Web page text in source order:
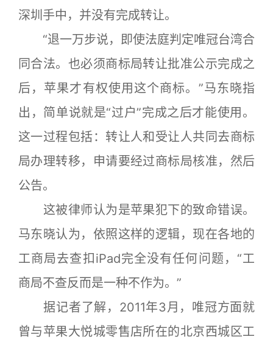
深圳手中，并没有完成转让。
“退一万步说，即使法庭判定唯冠台湾合
同合法。也必须商标局转让批准公示完成之
后，苹果才有权使用这个商标。”马东晓指
出，简单说就是“过户”完成之后才能使用。
这一过程包括：转让人和受让人共同去商标
局办理转移，申请要经过商标局核准，然后
公告。
这被律师认为是苹果犯下的致命错误。
马东晓认为，依照这样的逻辑，现在各地的
工商局去查扣iPad完全没有任何问题，“工
商局不查反而是一种不作为。”
据记者了解，2011年3月，唯冠方面就
曾与苹果大悦城零售店所在的北京西城区工